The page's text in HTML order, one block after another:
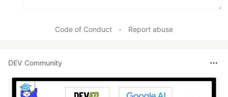
Code of Conduct • Report abuse
DEV Community